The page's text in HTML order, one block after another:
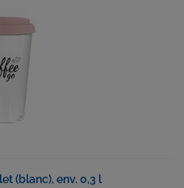
(blanc), env. 0,3 l